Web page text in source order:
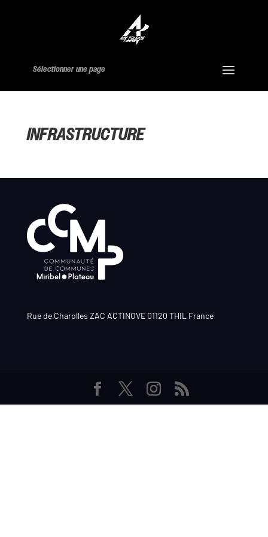
Sélectionner une page
INFRASTRUCTURE
Rue de Charolles ZAC ACTINOVE 01120 THIL France